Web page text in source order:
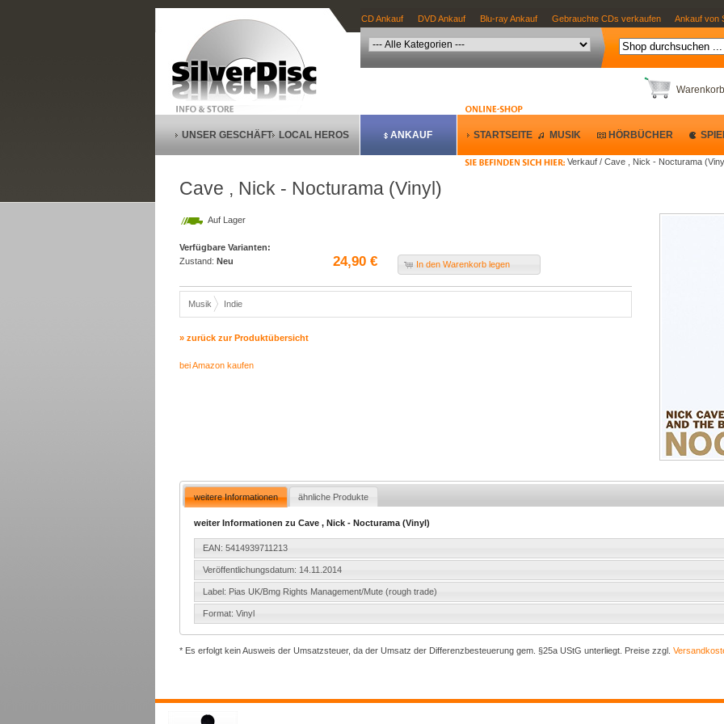
CD Ankauf DVD Ankauf Blu-ray Ankauf Gebrauchte CDs verkaufen Ankauf von
Warenkorb
Verkauf / Cave , Nick - Nocturama
UNSER GESCHÄFT LOCAL HEROS ANKAUF STARTSEITE MUSIK HÖRBÜCHER
Cave , Nick - Nocturama (Vinyl)
Auf Lager
Verfügbare Varianten:
Zustand: Neu 24,90 € In den Warenkorb legen
Musik Indie
» zurück zur Produktübersicht
bei Amazon kaufen
weitere Informationen ähnliche Produkte
weiter Informationen zu Cave , Nick - Nocturama (Vinyl)
EAN: 5414939711213
Veröffentlichungsdatum: 14.11.2014
Label: Pias UK/Bmg Rights Management/Mute (rough trade)
Format: Vinyl
* Es erfolgt kein Ausweis der Umsatzsteuer, da der Umsatz der Differenzbesteuerung gem. §25a UStG unterliegt. Preise zzgl.